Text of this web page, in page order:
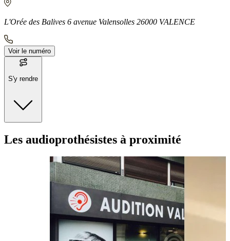
L'Orée des Balives 6 avenue Valensolles 26000 VALENCE
Voir le numéro
S'y rendre
Moyens de transport
Bus - Pôle Bus
Bus - Chabeuil
Bus - Servan
Parking - Parking Champ de Mars
Leaflet |© OpenStreetMapcontributors
Les audioprothésistes à proximité